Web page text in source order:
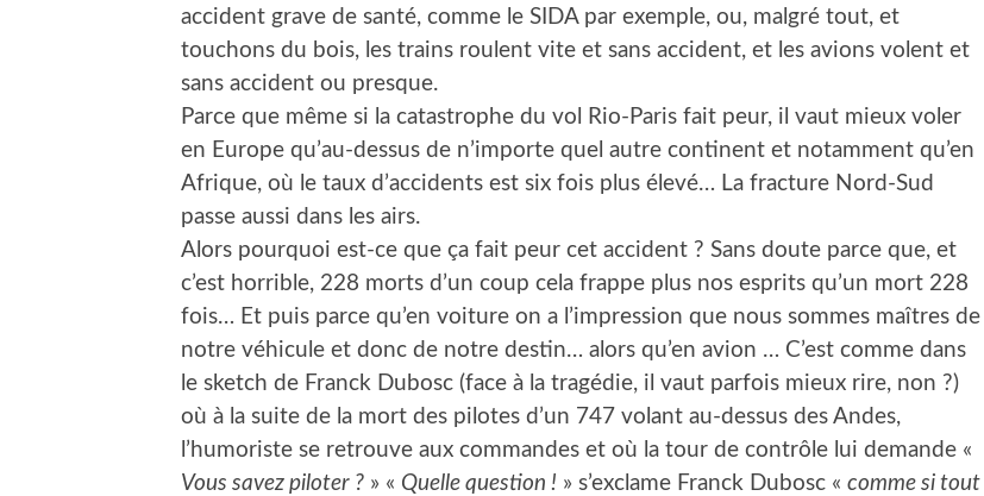
accident grave de santé, comme le SIDA par exemple, ou, malgré tout, et
touchons du bois, les trains roulent vite et sans accident, et les avions volent et
sans accident ou presque.
Parce que même si la catastrophe du vol Rio-Paris fait peur, il vaut mieux voler
en Europe qu’au-dessus de n’importe quel autre continent et notamment qu’en
Afrique, où le taux d’accidents est six fois plus élevé… La fracture Nord-Sud
passe aussi dans les airs.
Alors pourquoi est-ce que ça fait peur cet accident ? Sans doute parce que, et
c’est horrible, 228 morts d’un coup cela frappe plus nos esprits qu’un mort 228
fois… Et puis parce qu’en voiture on a l’impression que nous sommes maîtres de
notre véhicule et donc de notre destin… alors qu’en avion … C’est comme dans
le sketch de Franck Dubosc (face à la tragédie, il vaut parfois mieux rire, non ?)
où à la suite de la mort des pilotes d’un 747 volant au-dessus des Andes,
l’humoriste se retrouve aux commandes et où la tour de contrôle lui demande «
Vous savez piloter ? » « Quelle question ! » s’exclame Franck Dubosc « comme si tout